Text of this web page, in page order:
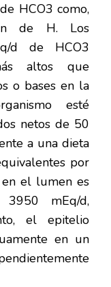
HCO3 como,
de H. Los
d de HCO3
altos que
o bases en la
esté
netos de 50
a una dieta
por
el lumen es
mEq/d,
el epitelio
en un